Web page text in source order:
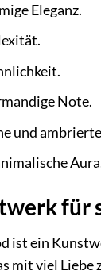
Eleganz.
Note.
und
für
ist ein
mit viel